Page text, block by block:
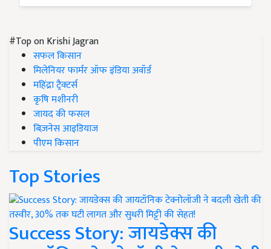
#Top on Krishi Jagran
सफल किसान
मिलेनियर फार्मर ऑफ इंडिया अवॉर्ड
महिंद्रा ट्रैक्टर्स
कृषि मशीनरी
जायद की फसल
बिज़नेस आइडियाज
पीएम किसान
Top Stories
Success Story: जायडेक्स की